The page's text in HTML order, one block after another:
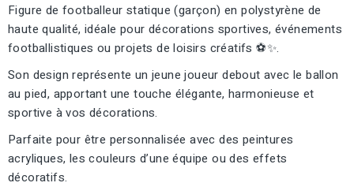
Figure de footballeur statique (garçon) en polystyrène de
haute qualité, idéale pour décorations sportives, événements
footballistiques ou projets de loisirs créatifs ⚽✨.
Son design représente un jeune joueur debout avec le ballon
au pied, apportant une touche élégante, harmonieuse et
sportive à vos décorations.
Parfaite pour être personnalisée avec des peintures
acryliques, les couleurs d’une équipe ou des effets
décoratifs.